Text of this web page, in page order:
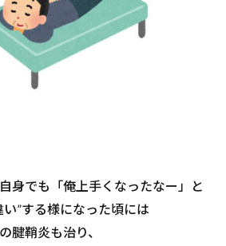
身でも「俺上手くなったなー」と
い”する様になった頃には
腱鞘炎も治り、